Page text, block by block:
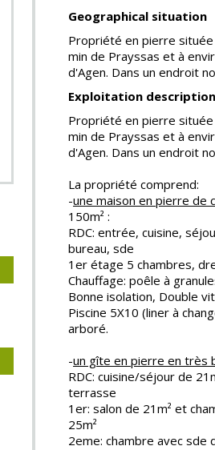
Geographical situation
Propriété en pierre
min de Prayssas et à
d'Agen. Dans un endroit
Exploitation description
Propriété en pierre
min de Prayssas et à
d'Agen. Dans un endroit
La propriété comprend:
-une maison en pierre de
150m² :
RDC: entrée, cuisine,
bureau, sde
1er étage 5 chambres,
Chauffage: poêle à
Bonne isolation, Double
Piscine 5X10 (liner à
arboré.
-un gîte en pierre en très
RDC: cuisine/séjour de
terrasse
1er: salon de 21m² et
25m²
2eme: chambre avec sde